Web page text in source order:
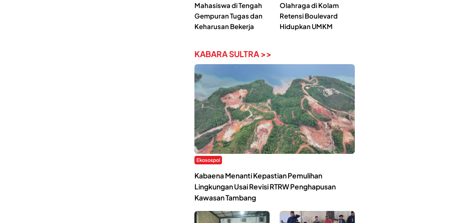
Mahasiswa di Tengah
Gempuran Tugas dan
Keharusan Bekerja
Olahraga di Kolam
Retensi Boulevard
Hidupkan UMKM
KABARA SULTRA >>
Ekosospol
Kabaena Menanti Kepastian Pemulihan
Lingkungan Usai Revisi RTRW Penghapusan
Kawasan Tambang